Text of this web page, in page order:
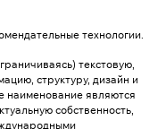
технологии.
текстовую,
структуру, дизайн и
наименование являются
собственность,